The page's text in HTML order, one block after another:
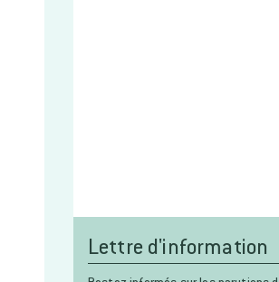
Lettre d'information